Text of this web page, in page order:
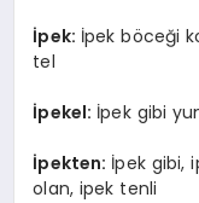
İpek: İpek böceği
tel
İpekel: İpek gibi
İpekten: İpek gibi,
olan, ipek tenli